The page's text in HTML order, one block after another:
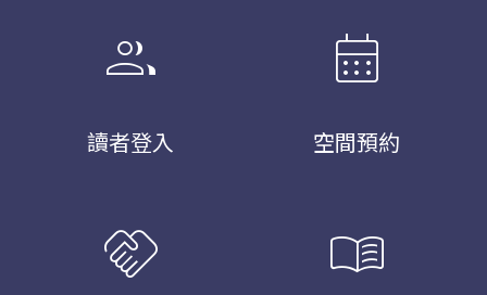
group
讀者登入
calendar_month
空間預約
handshake menu_book